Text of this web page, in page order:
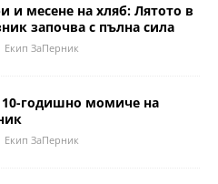
и месене на хляб: Лятото в
започва с пълна сила
Eкип ЗаПерник
10-годишно момиче на
Eкип ЗаПерник